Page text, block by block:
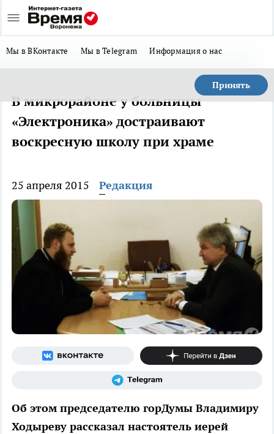
Мы в ВКонтакте Мы в Telegram Информация о нас
Принять
В микрорайоне у больницы
«Электроника» достраивают
воскресную школу при храме
25 апреля 2015 Редакция
Об этом председателю горДумы Владимиру
Ходыреву рассказал настоятель иерей